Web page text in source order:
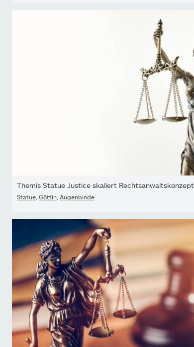
Themis Statue Justice skaliert Rechtsanwaltskonzept
Statue Göttin Augenbinde